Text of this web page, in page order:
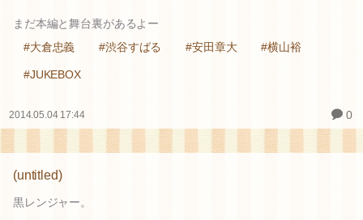
まだ本編と舞台裏があるよー
#大倉忠義
#渋谷すばる #安田章大 #横山裕
#JUKEBOX
2014.05.04 17:44 0
(untitled)
黒レンジャー。